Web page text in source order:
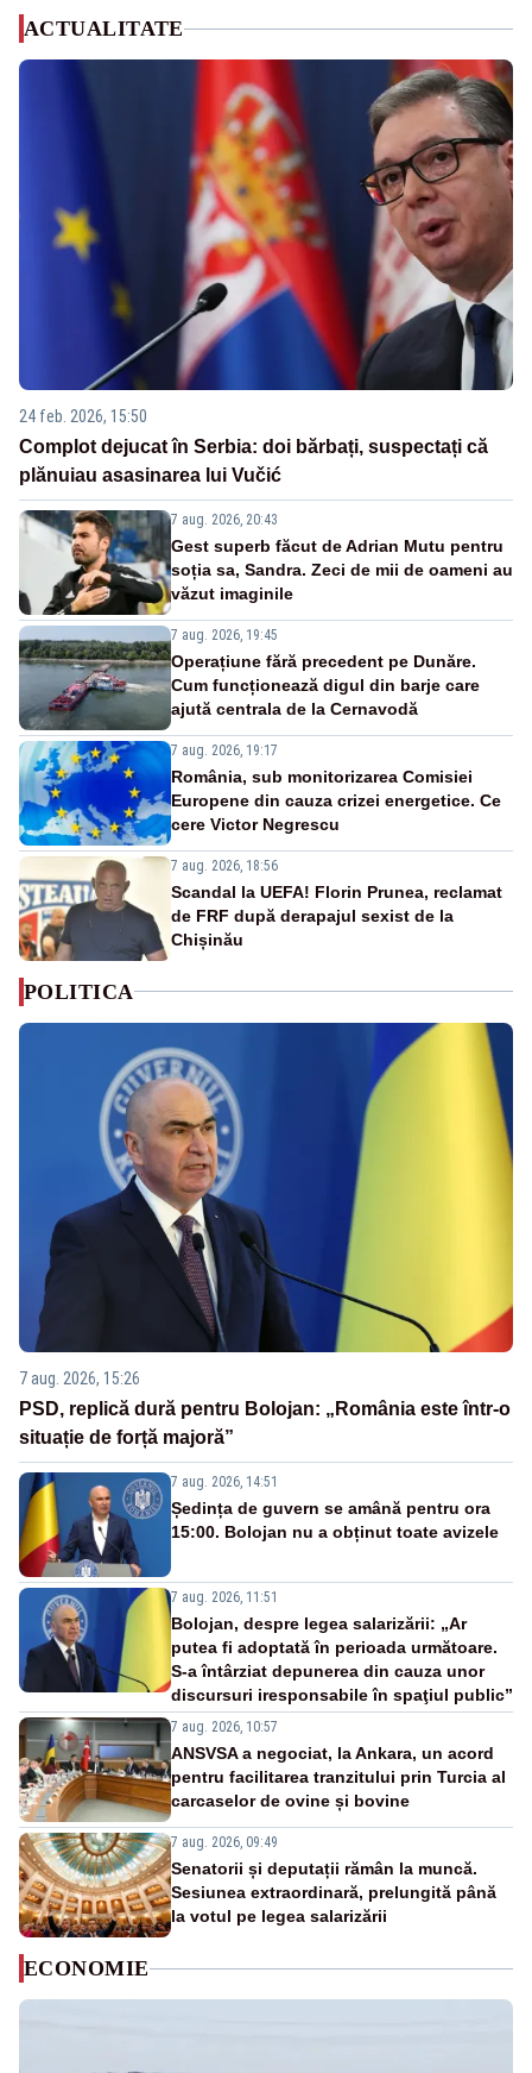
ACTUALITATE
24 feb. 2026, 15:50
Complot dejucat în Serbia: doi bărbați, suspectați că
plănuiau asasinarea lui Vučić
7 aug. 2026, 20:43
Gest superb făcut de Adrian Mutu pentru
soția sa, Sandra. Zeci de mii de oameni au
văzut imaginile
7 aug. 2026, 19:45
Operațiune fără precedent pe Dunăre.
Cum funcționează digul din barje care
ajută centrala de la Cernavodă
7 aug. 2026, 19:17
România, sub monitorizarea Comisiei
Europene din cauza crizei energetice. Ce
cere Victor Negrescu
7 aug. 2026, 18:56
Scandal la UEFA! Florin Prunea, reclamat
de FRF după derapajul sexist de la
Chișinău
POLITICA
7 aug. 2026, 15:26
PSD, replică dură pentru Bolojan: „România este într-o
situație de forță majoră”
7 aug. 2026, 14:51
Ședința de guvern se amână pentru ora
15:00. Bolojan nu a obținut toate avizele
7 aug. 2026, 11:51
Bolojan, despre legea salarizării: „Ar
putea fi adoptată în perioada următoare.
S-a întârziat depunerea din cauza unor
discursuri iresponsabile în spaţiul public”
7 aug. 2026, 10:57
ANSVSA a negociat, la Ankara, un acord
pentru facilitarea tranzitului prin Turcia al
carcaselor de ovine și bovine
7 aug. 2026, 09:49
Senatorii și deputații rămân la muncă.
Sesiunea extraordinară, prelungită până
la votul pe legea salarizării
ECONOMIE